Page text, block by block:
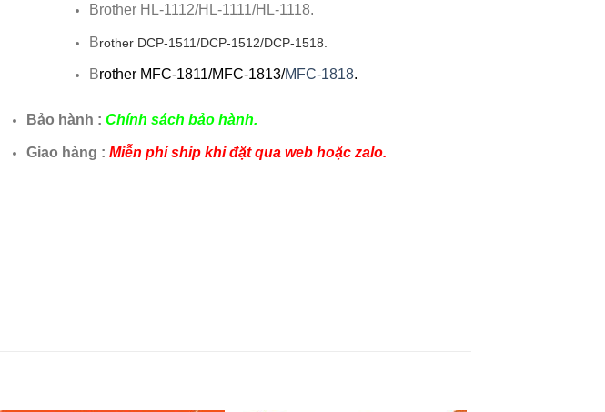
Brother HL-1112/HL-1111/HL-1118.
Brother DCP-1511/DCP-1512/DCP-1518.
Brother MFC-1811/MFC-1813/MFC-1818.
Bảo hành : Chính sách bảo hành.
Giao hàng : Miễn phí ship khi đặt qua web hoặc zalo.